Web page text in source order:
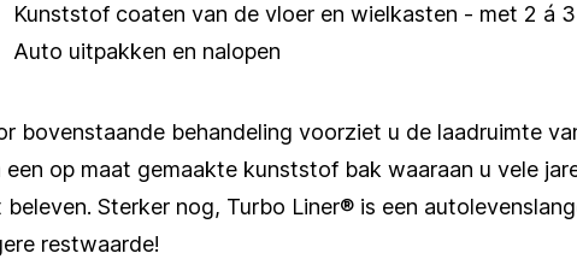
Kunststof coaten van de vloer en wielkasten - met 2 á
Auto uitpakken en nalopen
bovenstaande behandeling voorziet u de laadruimte
een op maat gemaakte kunststof bak waaraan u vele
beleven. Sterker nog, Turbo Liner® is een
restwaarde!